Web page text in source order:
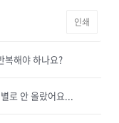
인쇄
복해야 하나요?
로 안 올랐어요...